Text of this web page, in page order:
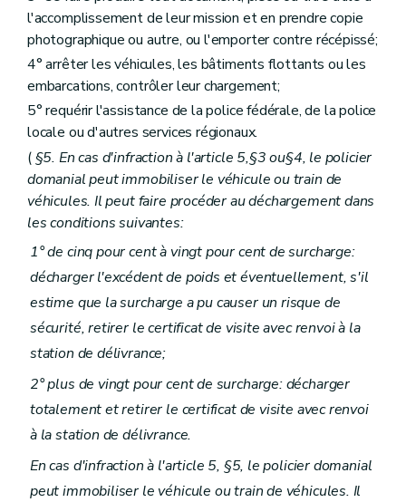
l'accomplissement de leur mission et en prendre copie
photographique ou autre, ou l'emporter contre récépissé;
4° arrêter les véhicules, les bâtiments flottants ou les
embarcations, contrôler leur chargement;
5° requérir l'assistance de la police fédérale, de la police
locale ou d'autres services régionaux.
( §5. En cas d'infraction à l'article 5,§3 ou§4, le policier
domanial peut immobiliser le véhicule ou train de
véhicules. Il peut faire procéder au déchargement dans
les conditions suivantes:
1° de cinq pour cent à vingt pour cent de surcharge:
décharger l'excédent de poids et éventuellement, s'il
estime que la surcharge a pu causer un risque de
sécurité, retirer le certificat de visite avec renvoi à la
station de délivrance;
2° plus de vingt pour cent de surcharge: décharger
totalement et retirer le certificat de visite avec renvoi
à la station de délivrance.
En cas d'infraction à l'article 5, §5, le policier domanial
peut immobiliser le véhicule ou train de véhicules. Il